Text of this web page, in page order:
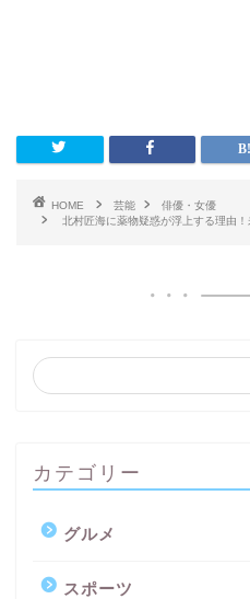
HOME 芸能
俳優・女優
北村匠海に薬物疑惑が浮上する理由
カテゴリー
グルメ
スポーツ